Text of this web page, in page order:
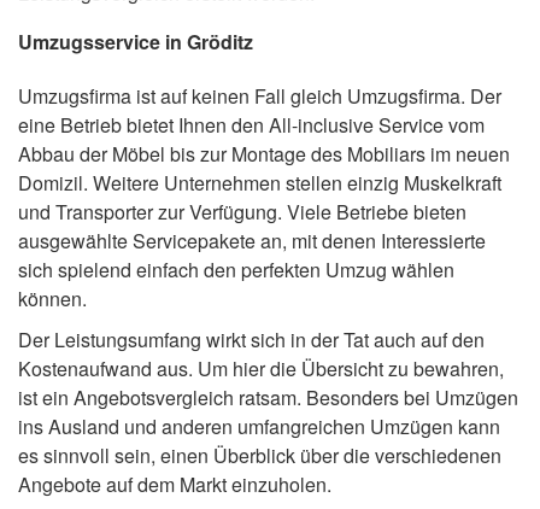
Umzugsservice in Gröditz
Umzugsfirma ist auf keinen Fall gleich Umzugsfirma. Der
eine Betrieb bietet Ihnen den All-inclusive Service vom
Abbau der Möbel bis zur Montage des Mobiliars im neuen
Domizil. Weitere Unternehmen stellen einzig Muskelkraft
und Transporter zur Verfügung. Viele Betriebe bieten
ausgewählte Servicepakete an, mit denen Interessierte
sich spielend einfach den perfekten Umzug wählen
können.
Der Leistungsumfang wirkt sich in der Tat auch auf den
Kostenaufwand aus. Um hier die Übersicht zu bewahren,
ist ein Angebotsvergleich ratsam. Besonders bei Umzügen
ins Ausland und anderen umfangreichen Umzügen kann
es sinnvoll sein, einen Überblick über die verschiedenen
Angebote auf dem Markt einzuholen.